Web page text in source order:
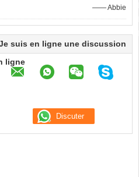
—— Abbie
suis en ligne une discussion
ligne